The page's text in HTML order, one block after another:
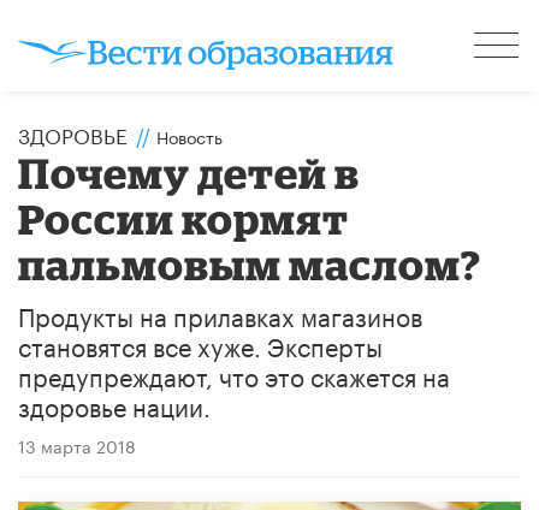
ЗДОРОВЬЕ // Новость
Почему детей в
России кормят
пальмовым маслом?
Продукты на прилавках магазинов
становятся все хуже. Эксперты
предупреждают, что это скажется на
здоровье нации.
13 марта 2018